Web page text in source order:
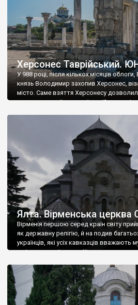
Херсонес Таврійський.
У 988 році, після кількох місяців
князь Володимир захопив Херсонес,
місто. Саме взяття Херсонесу
диктувати свої умови візантійському
Херсонесі Володимир-язичник, став
А потім було Хрещення Русі. На честь
Ялта. Вірменська церква
Вірменія першою серед країн світу
як державну релігію, й на подив
українців, які усіх кавказців вважають
є відданими вірянами Христа